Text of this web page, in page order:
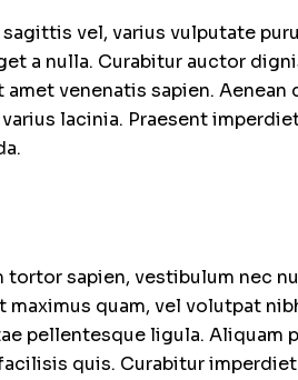
vel, varius vulputate
a nulla. Curabitur auctor
venenatis sapien. Aenean
lacinia. Praesent
tortor sapien, vestibulum nec
maximus quam, vel volutpat
pellentesque ligula. Aliquam
quis. Curabitur